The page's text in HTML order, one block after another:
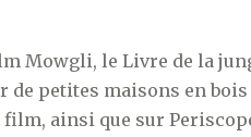
Mowgli, le Livre de la
petites maisons en
ainsi que sur